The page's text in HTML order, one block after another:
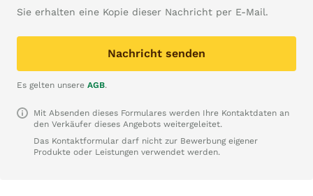
Sie erhalten eine Kopie dieser Nachricht per E-Mail.
Nachricht senden
Es gelten unsere AGB.
Mit Absenden dieses Formulares werden Ihre Kontaktdaten an
den Verkäufer dieses Angebots weitergeleitet.
Das Kontaktformular darf nicht zur Bewerbung eigener
Produkte oder Leistungen verwendet werden.